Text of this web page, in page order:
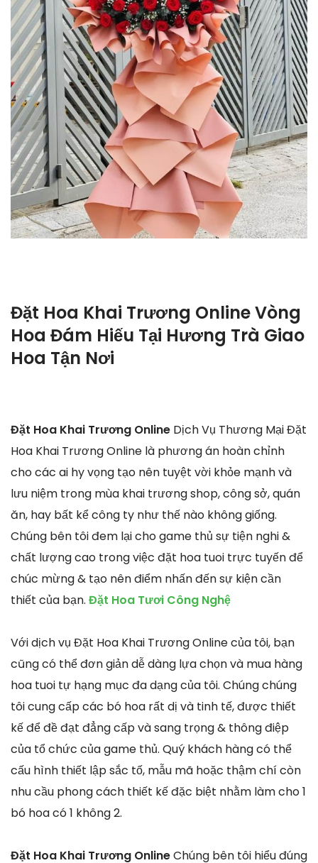
Đặt Hoa Khai Trương Online Vòng
Hoa Đám Hiếu Tại Hương Trà Giao
Hoa Tận Nơi
Đặt Hoa Khai Trương Online Dịch Vụ Thương Mại Đặt
Hoa Khai Trương Online là phương án hoàn chỉnh
cho các ai hy vọng tạo nên tuyệt vời khỏe mạnh và
lưu niệm trong mùa khai trương shop, công sở, quán
ăn, hay bất kể công ty như thế nào không giống.
Chúng bên tôi đem lại cho game thủ sự tiện nghi &
chất lượng cao trong việc đặt hoa tuoi trực tuyến để
chúc mừng & tạo nên điểm nhấn đến sự kiện cần
thiết của bạn. Đặt Hoa Tươi Công Nghệ
Với dịch vụ Đặt Hoa Khai Trương Online của tôi, bạn
cũng có thể đơn giản dễ dàng lựa chọn và mua hàng
hoa tuoi tự hạng mục đa dạng của tôi. Chúng chúng
tôi cung cấp các bó hoa rất dị và tinh tế, được thiết
kế để đề đạt đẳng cấp và sang trọng & thông điệp
của tổ chức của game thủ. Quý khách hàng có thể
cấu hình thiết lập sắc tố, mẫu mã hoặc thậm chí còn
nhu cầu phong cách thiết kế đặc biệt nhằm làm cho 1
bó hoa có 1 không 2.
Đặt Hoa Khai Trương OnlineChúng bên tôi hiểu đúng